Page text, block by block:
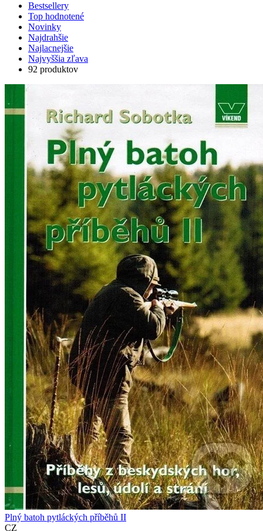
Bestsellery
Top hodnotené
Novinky
Najdrahšie
Najlacnejšie
Najvyššia zľava
92 produktov
Plný batoh pytláckých příběhů II
CZ